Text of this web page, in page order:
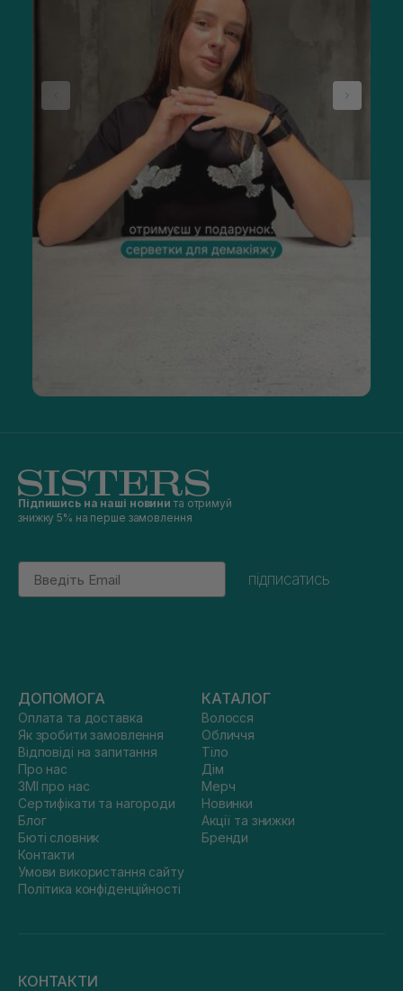
Підпишись на наші новини та отримуй
знижку 5% на перше замовлення
Email
підписатись
ДОПОМОГА
Оплата та доставка
Як зробити замовлення
Відповіді на запитання
Про нас
ЗМІ про нас
Сертифікати та нагороди
Блог
Бюті словник
Контакти
Умови використання сайту
Політика конфіденційності
КАТАЛОГ
Волосся
Обличчя
Тіло
Дім
Мерч
Новинки
Акції та знижки
Бренди
КОНТАКТИ